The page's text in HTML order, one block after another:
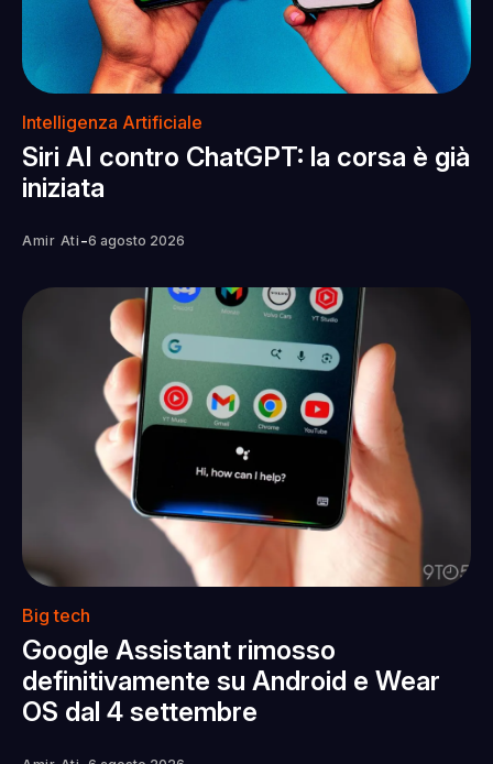
Intelligenza Artificiale
Siri AI contro ChatGPT: la corsa è già
iniziata
Amir Ati -6 agosto 2026
Big tech
Google Assistant rimosso
definitivamente su Android e Wear
OS dal 4 settembre